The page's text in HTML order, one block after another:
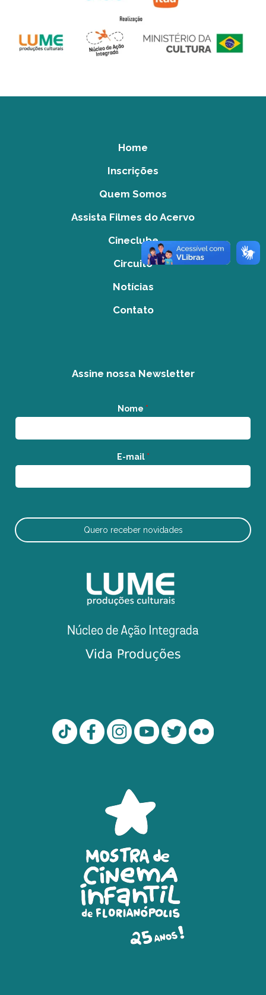
Home
Inscrições
Quem Somos
Assista Filmes do Acervo
Cineclube
Circuito
Notícias
Contato
Assine nossa Newsletter
Nome *
E-mail *
Quero receber novidades